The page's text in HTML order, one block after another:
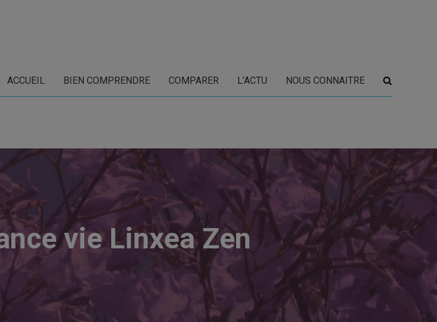
ACCUEIL BIEN COMPRENDRE COMPARER L’ACTU NOUS CONNAITRE
vie Linxea Zen